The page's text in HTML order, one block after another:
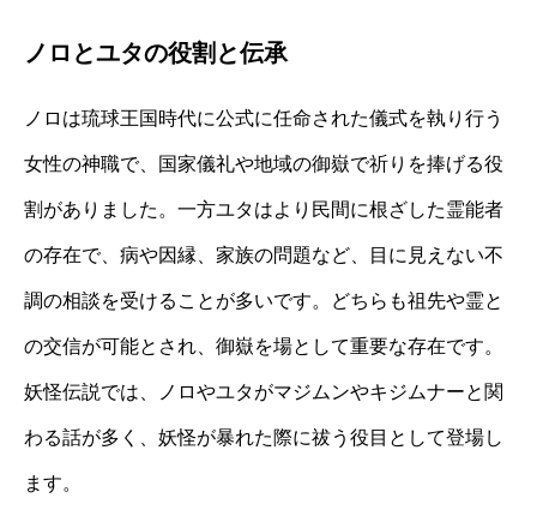
ノロとユタの役割と伝承
ノロは琉球王国時代に公式に任命された儀式を執り行う
女性の神職で、国家儀礼や地域の御嶽で祈りを捧げる役
割がありました。一方ユタはより民間に根ざした霊能者
の存在で、病や因縁、家族の問題など、目に見えない不
調の相談を受けることが多いです。どちらも祖先や霊と
の交信が可能とされ、御嶽を場として重要な存在です。
妖怪伝説では、ノロやユタがマジムンやキジムナーと関
わる話が多く、妖怪が暴れた際に祓う役目として登場し
ます。